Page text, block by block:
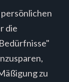
persönlichen
die
zu